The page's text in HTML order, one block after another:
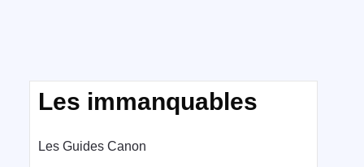
Les immanquables
Les Guides Canon